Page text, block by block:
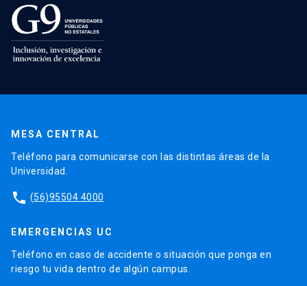
MESA CENTRAL
Teléfono para comunicarse con las distintas áreas de la
Universidad.
phone (56)95504 4000
EMERGENCIAS UC
Teléfono en caso de accidente o situación que ponga en
riesgo tu vida dentro de algún campus.